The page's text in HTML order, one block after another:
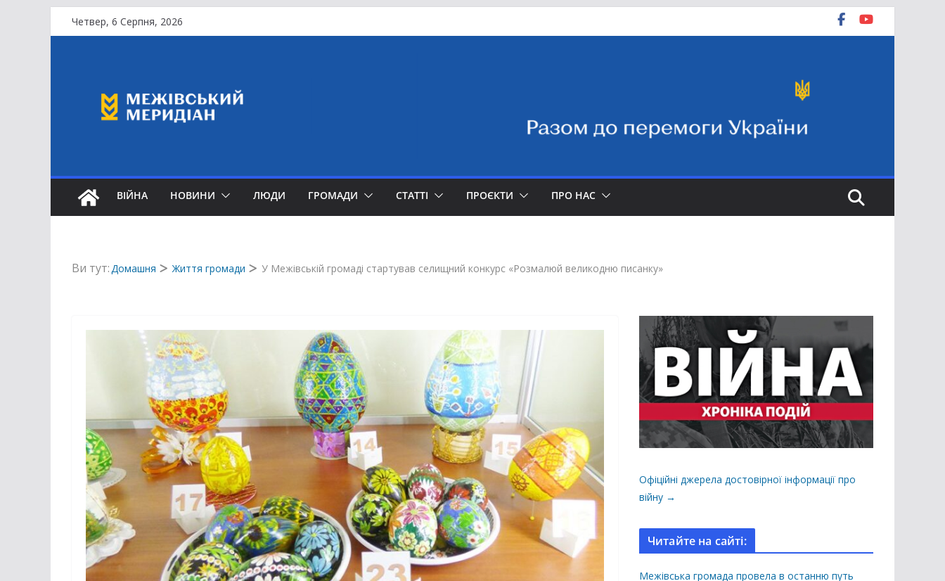
Перейти
до
Четвер, 6 Серпня, 2026
ВІЙНА НОВИНИ ЛЮДИ ГРОМАДИ СТАТТІ ПРОЄКТИ ПРО НАС
Ви тут:Домашня Життя громади У Межівській громаді стартував селищний конкурс «Розмалюй великодню писанку»
Офіційні джерела достовірної інформації про
війну →
Читайте на сайті:
Межівська громада провела в останню путь